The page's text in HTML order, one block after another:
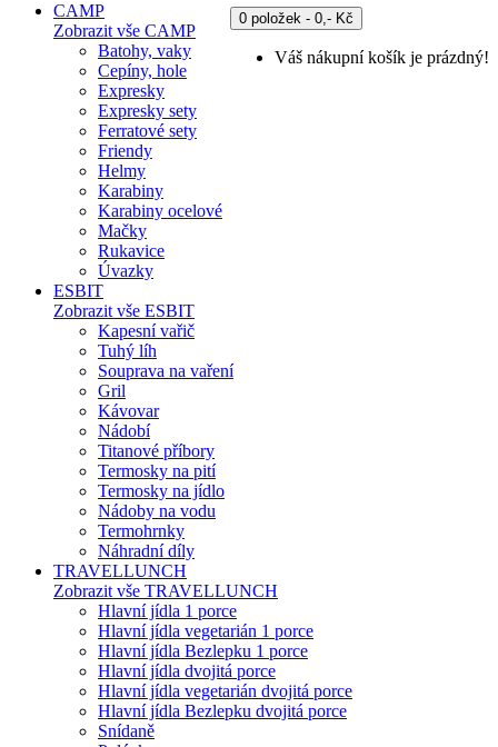
0 položek - 0,- Kč
Váš nákupní košík je prázdný!
CAMP
Zobrazit vše CAMP
Batohy, vaky
Cepíny, hole
Expresky
Expresky sety
Ferratové sety
Friendy
Helmy
Karabiny
Karabiny ocelové
Mačky
Rukavice
Úvazky
ESBIT
Zobrazit vše ESBIT
Kapesní vařič
Tuhý líh
Souprava na vaření
Gril
Kávovar
Nádobí
Titanové příbory
Termosky na pití
Termosky na jídlo
Nádoby na vodu
Termohrnky
Náhradní díly
TRAVELLUNCH
Zobrazit vše TRAVELLUNCH
Hlavní jídla 1 porce
Hlavní jídla vegetarián 1 porce
Hlavní jídla Bezlepku 1 porce
Hlavní jídla dvojitá porce
Hlavní jídla vegetarián dvojitá porce
Hlavní jídla Bezlepku dvojitá porce
Snídaně